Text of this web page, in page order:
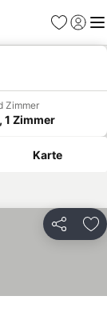
Favoriten
Zimmer
1 Zimmer
Karte
Teilen